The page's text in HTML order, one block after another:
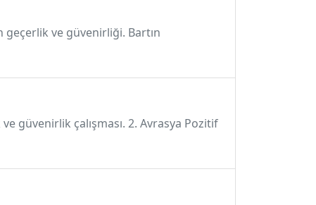
geçerlik ve güvenirliği. Bartın
güvenirlik çalışması. 2. Avrasya Pozitif